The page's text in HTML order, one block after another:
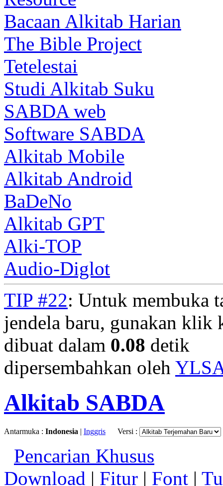
Bacaan Alkitab Harian
The Bible Project
Tetelestai
Studi Alkitab Suku
SABDA web
Software SABDA
Alkitab Mobile
Alkitab Android
BaDeNo
Alkitab GPT
Alki-TOP
Audio-Diglot
TIP #22: Untuk membuka
jendela baru, gunakan klik
dibuat dalam 0.08 detik
dipersembahkan oleh
Alkitab SABDA
Antarmuka : Indonesia | Inggris Versi :
Pencarian Khusus
Download | Fitur | Font |